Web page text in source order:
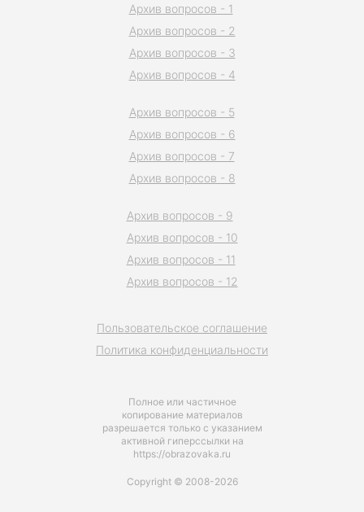
Полное или частичное
копирование материалов
разрешается только с указанием
активной гиперссылки на
https://obrazovaka.ru
Пользовательское соглашение
Политика конфиденциальности
Архив вопросов - 1
Архив вопросов - 2
Архив вопросов - 3
Архив вопросов - 4
Архив вопросов - 5
Архив вопросов - 6
Архив вопросов - 7
Архив вопросов - 8
Архив вопросов - 9
Архив вопросов - 10
Архив вопросов - 11
Архив вопросов - 12
Copyright © 2008-2026